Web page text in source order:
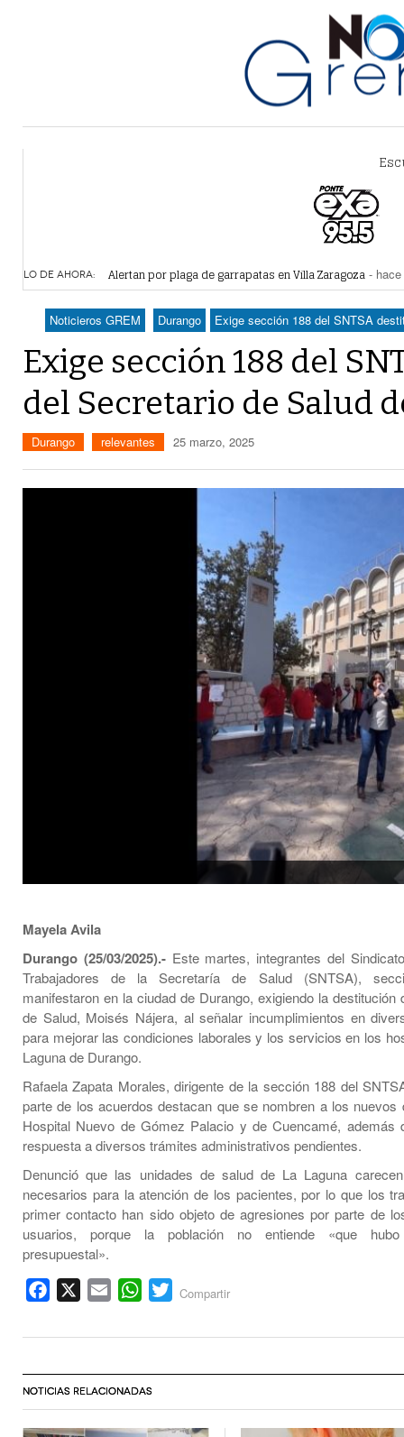
LO DE AHORA:
Reiteran estrategia para combate a la extorsión en
Por falta de agua, vecinos de Villa Zaragoza bloquearon
Plantean fideicomiso federal para operar Agua
Detienen a juez del Tribunal Superior de Justicia de
Noticieros GREM Durango Exige sección 188 del SNTSA
Exige sección 188 del
del Secretario de Salud
Durango relevantes 25 marzo, 2025
Mayela Avila
Durango (25/03/2025).-Este martes, integrantes del
Trabajadores de la Secretaría de Salud (SNTSA),
manifestaron en la ciudad de Durango, exigiendo la destitución
de Salud, Moisés Nájera, al señalar incumplimientos en
para mejorar las condiciones laborales y los servicios en los
Laguna de Durango.
Rafaela Zapata Morales, dirigente de la sección 188 del
parte de los acuerdos destacan que se nombren a los nuevos
Hospital Nuevo de Gómez Palacio y de Cuencamé, además
respuesta a diversos trámites administrativos pendientes.
Denunció que las unidades de salud de La Laguna
necesarios para la atención de los pacientes, por lo que los
primer contacto han sido objeto de agresiones por parte de
usuarios, porque la población no entiende «que
presupuestal».
Facebook Email WhatsApp
Twitter
Compartir
NOTICIAS RELACIONADAS